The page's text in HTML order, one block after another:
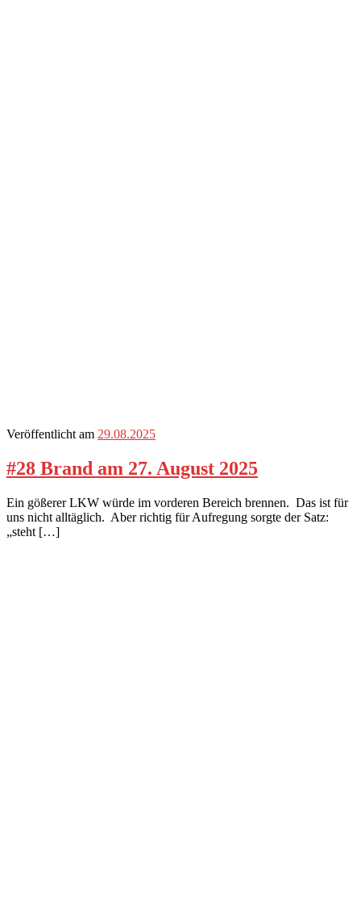
Veröffentlicht am 29.08.2025
#28 Brand am 27. August 2025
Ein gößerer LKW würde im vorderen Bereich brennen. Das ist für
uns nicht alltäglich. Aber richtig für Aufregung sorgte der Satz:
„steht […]